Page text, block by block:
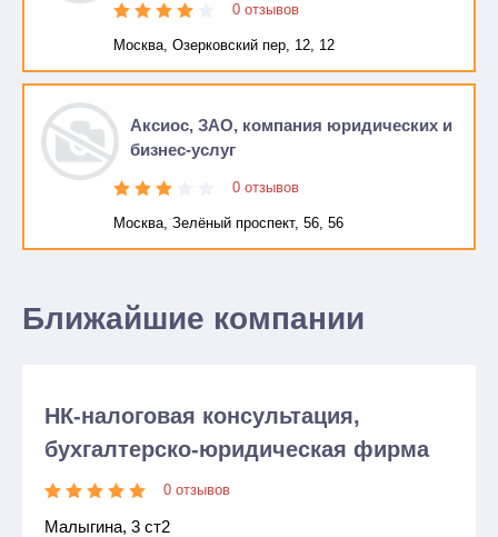
0 отзывов
Москва, Озерковский пер, 12, 12
Аксиос, ЗАО, компания юридических и
бизнес-услуг
0 отзывов
Москва, Зелёный проспект, 56, 56
Ближайшие компании
НК-налоговая консультация,
бухгалтерско-юридическая фирма
0 отзывов
Малыгина, 3 ст2